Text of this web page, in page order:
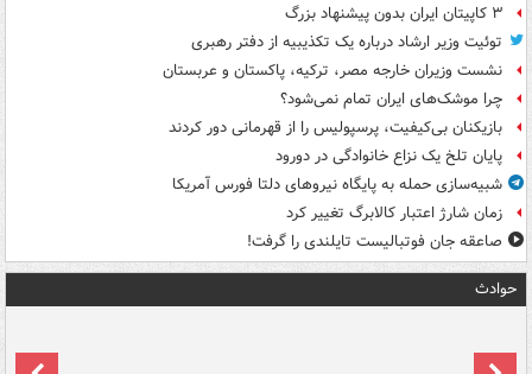
۳ کاپیتان ایران بدون پیشنهاد بزرگ
توئیت وزیر ارشاد درباره یک تکذیبیه از دفتر رهبری
نشست وزیران خارجه مصر، ترکیه، پاکستان و عربستان
چرا موشک‌های ایران تمام نمی‌شود؟
بازیکنان بی‌کیفیت، پرسپولیس را از قهرمانی دور کردند
پایان تلخ یک نزاع خانوادگی در دورود
شبیه‌سازی حمله به پایگاه نیروهای دلتا فورس آمریکا
زمان شارژ اعتبار کالابرگ تغییر کرد
صاعقه جان فوتبالیست تایلندی را گرفت!
حوادث